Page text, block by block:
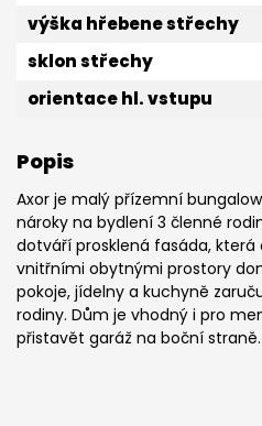
výška hřebene střechy
sklon střechy
orientace hl. vstupu
Popis
Axor je malý přízemní
nároky na bydlení 3 členné
dotváří prosklená fasáda,
vnitřními obytnými prostory
pokoje, jídelny a kuchyně
rodiny. Dům je vhodný i pro
přistavět garáž na boční